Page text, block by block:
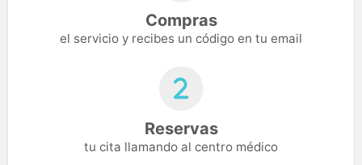
Compras
el servicio y recibes un código en tu email
Reservas
tu cita llamando al centro médico